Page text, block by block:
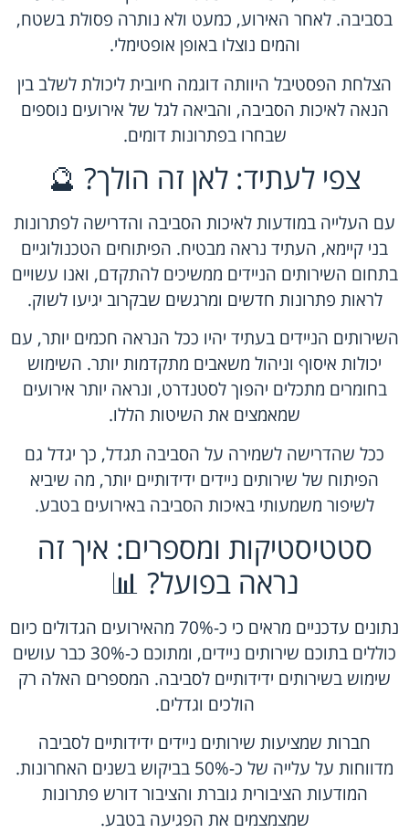
בסביבה. לאחר האירוע, כמעט ולא נותרה פסולת בשטח,
והמים נוצלו באופן אופטימלי.
הצלחת הפסטיבל היוותה דוגמה חיובית ליכולת לשלב בין
הנאה לאיכות הסביבה, והביאה לגל של אירועים נוספים
שבחרו בפתרונות דומים.
צפי לעתיד: לאן זה הולך? 🔮
עם העלייה במודעות לאיכות הסביבה והדרישה לפתרונות
בני קיימא, העתיד נראה מבטיח. הפיתוחים הטכנולוגיים
בתחום השירותים הניידים ממשיכים להתקדם, ואנו עשויים
לראות פתרונות חדשים ומרגשים שבקרוב יגיעו לשוק.
השירותים הניידים בעתיד יהיו ככל הנראה חכמים יותר, עם
יכולות איסוף וניהול משאבים מתקדמות יותר. השימוש
בחומרים מתכלים יהפוך לסטנדרט, ונראה יותר אירועים
שמאמצים את השיטות הללו.
ככל שהדרישה לשמירה על הסביבה תגדל, כך יגדל גם
הפיתוח של שירותים ניידים ידידותיים יותר, מה שיביא
לשיפור משמעותי באיכות הסביבה באירועים בטבע.
סטטיסטיקות ומספרים: איך זה
נראה בפועל? 📊
נתונים עדכניים מראים כי כ-70% מהאירועים הגדולים כיום
כוללים בתוכם שירותים ניידים, ומתוכם כ-30% כבר עושים
שימוש בשירותים ידידותיים לסביבה. המספרים האלה רק
הולכים וגדלים.
חברות שמציעות שירותים ניידים ידידותיים לסביבה
מדווחות על עלייה של כ-50% בביקוש בשנים האחרונות.
המודעות הציבורית גוברת והציבור דורש פתרונות
שמצמצמים את הפגיעה בטבע.